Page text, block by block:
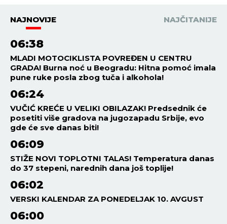
NAJNOVIJE NAJČITANIJE
06:38
MLADI MOTOCIKLISTA POVREĐEN U CENTRU
GRADA! Burna noć u Beogradu: Hitna pomoć imala
pune ruke posla zbog tuča i alkohola!
06:24
VUČIĆ KREĆE U VELIKI OBILAZAK! Predsednik će
posetiti više gradova na jugozapadu Srbije, evo
gde će sve danas biti!
06:09
STIŽE NOVI TOPLOTNI TALAS! Temperatura danas
do 37 stepeni, narednih dana još toplije!
06:02
VERSKI KALENDAR ZA PONEDELJAK 10. AVGUST
06:00